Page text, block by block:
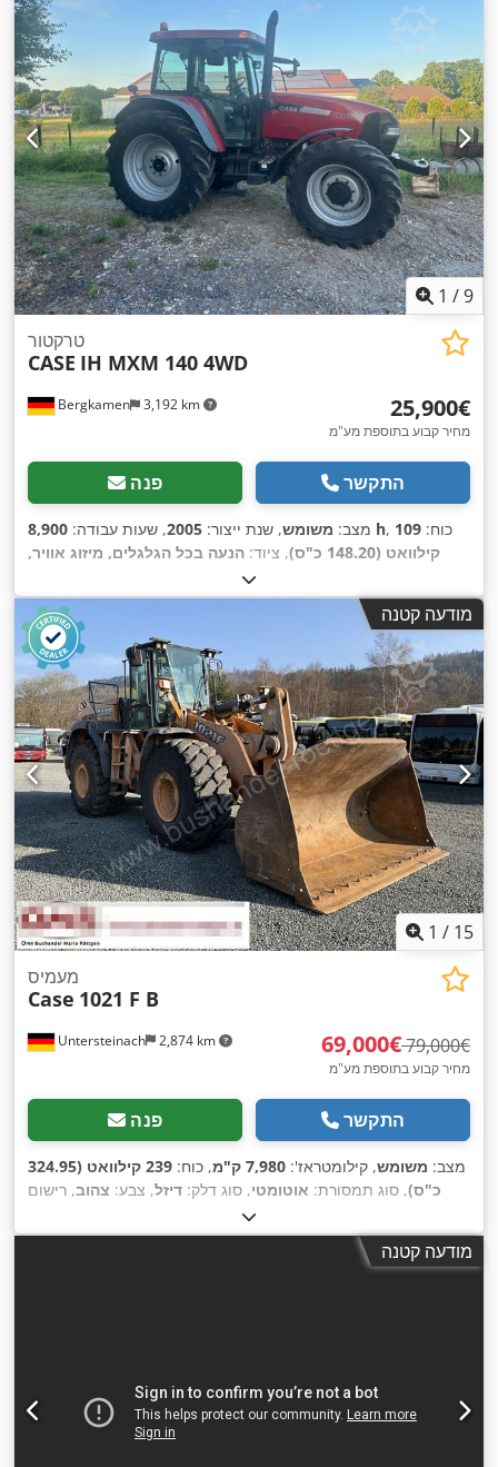
1 /9
Bergkamen 3,192 km
טרקטור
CASE IH MXM 140 4WD
‏25,900 ‏€
מחיר קבוע בתוספת מע"מ
פנה התקשר
מצב: משומש, שנת ייצור: 2005, שעות עבודה: 8,900 h , כוח: 109
קילוואט (148.20 כ"ס)
, ציוד: הנעה בכל הגלגלים, מיזוג אוויר,
מודעה קטנה
1 / 15
Untersteinach 2,874 km
מעמיס
Case 1021 F B
‏69,000 ‏€ ‏79,000 ‏€
מחיר קבוע בתוספת מע"מ
פנה התקשר
מצב: משומש, קילומטראז': 7,980 ק"מ , כוח:
239 קילוואט (324.95
כ"ס), סוג תמסורת: אוטומטי, סוג דלק: דיזל, צבע: צהוב, רישום
, שנת ייצור:
מודעה קטנה